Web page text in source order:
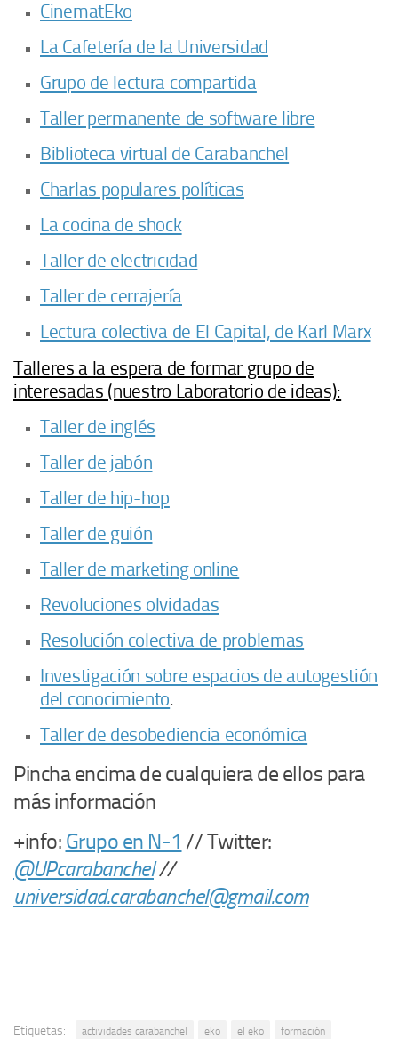
CinematEko
La Cafetería de la Universidad
Grupo de lectura compartida
Taller permanente de software libre
Biblioteca virtual de Carabanchel
Charlas populares políticas
La cocina de shock
Taller de electricidad
Taller de cerrajería
Lectura colectiva de El Capital, de Karl Marx
Talleres a la espera de formar grupo de
interesadas (nuestro Laboratorio de ideas):
Taller de inglés
Taller de jabón
Taller de hip-hop
Taller de guión
Taller de marketing online
Revoluciones olvidadas
Resolución colectiva de problemas
Investigación sobre espacios de autogestión
del conocimiento.
Taller de desobediencia económica
Pincha encima de cualquiera de ellos para
más información
+info: Grupo en N-1 // Twitter:
@UPcarabanchel//
universidad.carabanchel@gmail.com
Etiquetas: actividades carabanchel eko el eko formación